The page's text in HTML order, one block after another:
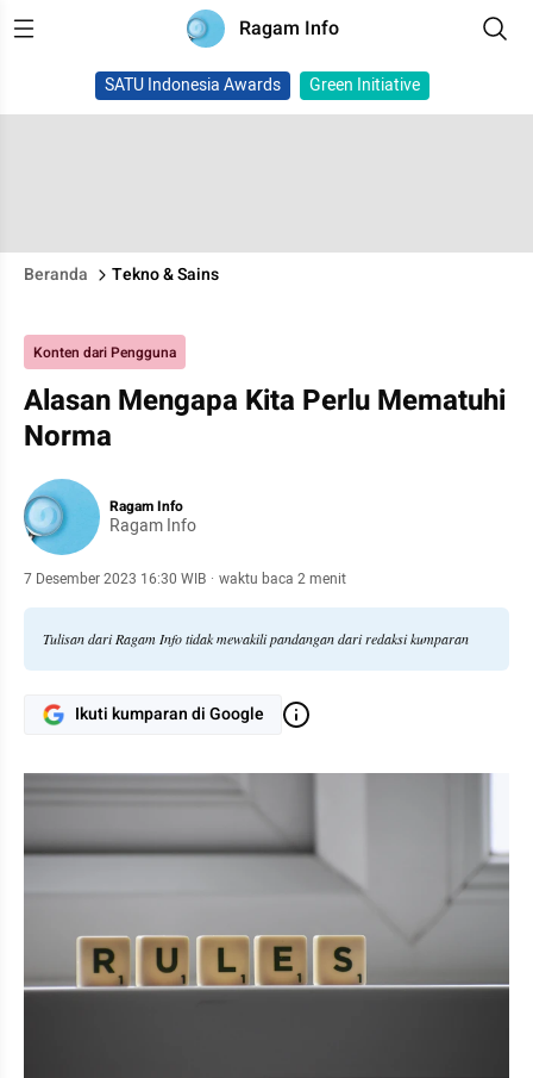
Ragam Info
SATU Indonesia Awards Green Initiative
Beranda Tekno & Sains
Konten dari Pengguna
Alasan Mengapa Kita Perlu Mematuhi
Norma
Ragam Info
Ragam Info
7 Desember 2023 16:30 WIB · waktu baca 2 menit
Tulisan dari Ragam Info tidak mewakili pandangan dari redaksi kumparan
Ikuti kumparan di Google